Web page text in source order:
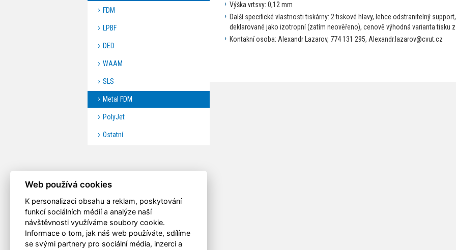
FDM
LPBF
DED
WAAM
SLS
Metal FDM
PolyJet
Ostatní
Výška vrtsvy: 0,12 mm
Další specifické vlastnosti tiskárny: 2 tiskové hlavy, lehce odstranitelný
deklarované jako izotropní (zatím neověřeno), cenově výhodná varianta tisku
Kontakní osoba: Alexandr Lazarov, 774 131 295, Alexandr.lazarov@cvut.cz
Web používá cookies
K personalizaci obsahu a reklam, poskytování
funkcí sociálních médií a analýze naší
návštěvnosti využíváme soubory cookie.
Informace o tom, jak náš web používáte, sdílíme
se svými partnery pro sociální média, inzerci a